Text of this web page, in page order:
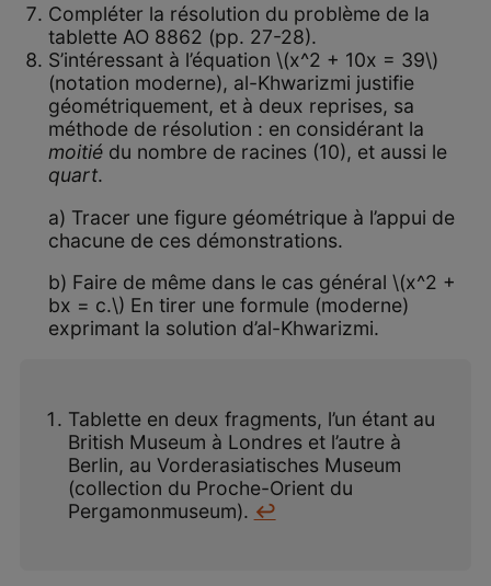
Compléter la résolution du problème de la
tablette AO 8862 (pp. 27-28).
S’intéressant à l’équation \(x^2 + 10x = 39\)
(notation moderne), al-Khwarizmi justifie
géométriquement, et à deux reprises, sa
méthode de résolution : en considérant la
moitiédu nombre de racines (10), et aussi le
quart.
a) Tracer une figure géométrique à l’appui de
chacune de ces démonstrations.
b) Faire de même dans le cas général \(x^2 +
bx = c.\) En tirer une formule (moderne)
exprimant la solution d’al-Khwarizmi.
Tablette en deux fragments, l’un étant au
British Museum à Londres et l’autre à
Berlin, au Vorderasiatisches Museum
(collection du Proche-Orient du
Pergamonmuseum). ↩